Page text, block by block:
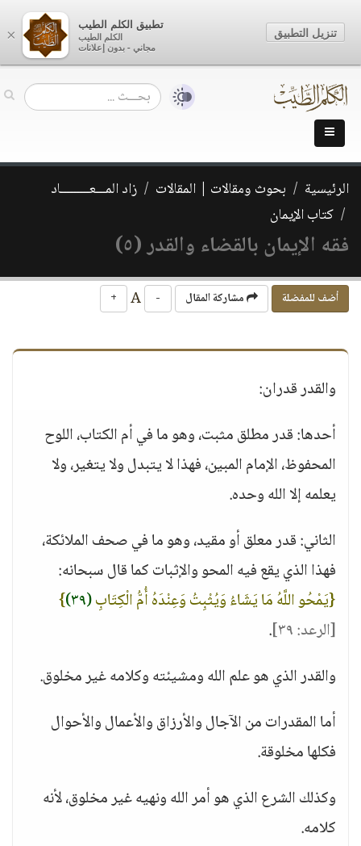
الرئيسية بحوث ومقالات | المقالات
زاد المـــعـــــــــاد
كتاب الإيمان
فقه الإيمان بالقضاء والقدر (٥)
أضف للمفضلة مشاركة المقال -
+
والقدر قدران:
أحدها: قدر مطلق مثبت، وهو ما في أم الكتاب، اللوح
المحفوظ، الإمام المبين، فهذا لا يتبدل ولا يتغير، ولا
يعلمه إلا الله وحده.
الثاني: قدر معلق أو مقيد، وهو ما في صحف الملائكة،
فهذا الذي يقع فيه المحو والإثبات كما قال سبحانه:
{يَمْحُو اللَّهُ مَا يَشَاءُ وَيُثْبِتُ وَعِنْدَهُ أُمُّ الْكِتَابِ(٣٩)
}
[الرعد: ٣٩]
.
والقدر الذي هو علم الله ومشيئته وكلامه غير مخلوق.
أما المقدرات من الآجال والأرزاق والأعمال والأحوال
فكلها مخلوقة.
وكذلك الشرع الذي هو أمر الله ونهيه غير مخلوق، لأنه
كلامه.
×
تطبيق الكلم الطيب
الكلم الطيب
مجاني - بدون إعلانات
تنزيل التطبيق